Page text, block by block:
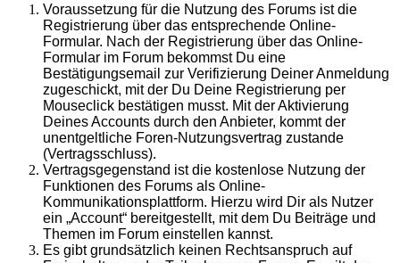
Voraussetzung für die Nutzung des Forums ist die
Registrierung über das entsprechende Online-
Formular. Nach der Registrierung über das Online-
Formular im Forum bekommst Du eine
Bestätigungsemail zur Verifizierung Deiner Anmeldung
zugeschickt, mit der Du Deine Registrierung per
Mouseclick bestätigen musst. Mit der Aktivierung
Deines Accounts durch den Anbieter, kommt der
unentgeltliche Foren-Nutzungsvertrag zustande
(Vertragsschluss).
Vertragsgegenstand ist die kostenlose Nutzung der
Funktionen des Forums als Online-
Kommunikationsplattform. Hierzu wird Dir als Nutzer
ein „Account“ bereitgestellt, mit dem Du Beiträge und
Themen im Forum einstellen kannst.
Es gibt grundsätzlich keinen Rechtsanspruch auf